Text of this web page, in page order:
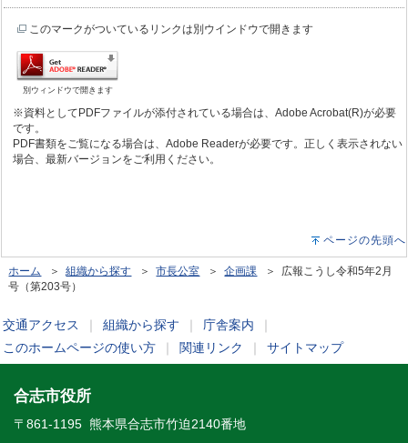
このマークがついているリンクは別ウインドウで開きます
別ウィンドウで開きます
※資料としてPDFファイルが添付されている場合は、Adobe Acrobat(R)が必要
です。
PDF書類をご覧になる場合は、Adobe Readerが必要です。正しく表示されない
場合、最新バージョンをご利用ください。
ページの先頭へ
ホーム ＞組織から探す ＞市長公室 ＞企画課 ＞ 広報こうし令和5年2月
号（第203号）
交通アクセス 組織から探す 庁舎案内
このホームページの使い方
関連リンク サイトマップ
合志市役所
〒861-1195 熊本県合志市竹迫2140番地